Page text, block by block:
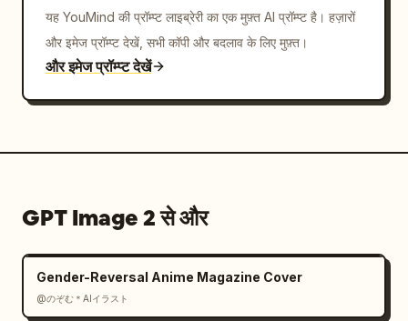
यह YouMind की प्रॉम्प्ट लाइब्रेरी का एक मुफ़्त AI प्रॉम्प्ट है। हज़ारों
और इमेज प्रॉम्प्ट देखें, सभी कॉपी और बदलाव के लिए मुफ़्त।
और इमेज प्रॉम्प्ट देखें
GPT Image 2 से और
Gender-Reversal Anime Magazine Cover
@のぞむ＊AIイラスト